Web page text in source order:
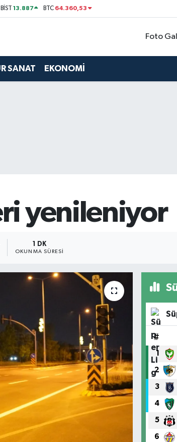
BİST13.887 BTC 64.360,53
Foto
SANAT EKONOMİ
yenileniyor
1 DK
OKUNMA SÜRESI
#
1
2
3
4
5
6